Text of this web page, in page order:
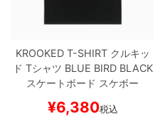
KROOKED T-SHIRTクルキッ
ド Tシャツ BLUE BIRDBLACK
スケートボード スケボー
¥6,380税込
8.7inch
8.8inch
8.8inch
8.9inch
72mm
75mm
29cm
29.5cm
サイズの測り方